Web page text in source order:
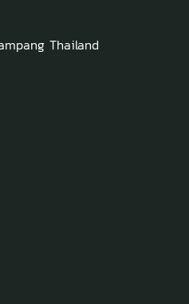
Thailand